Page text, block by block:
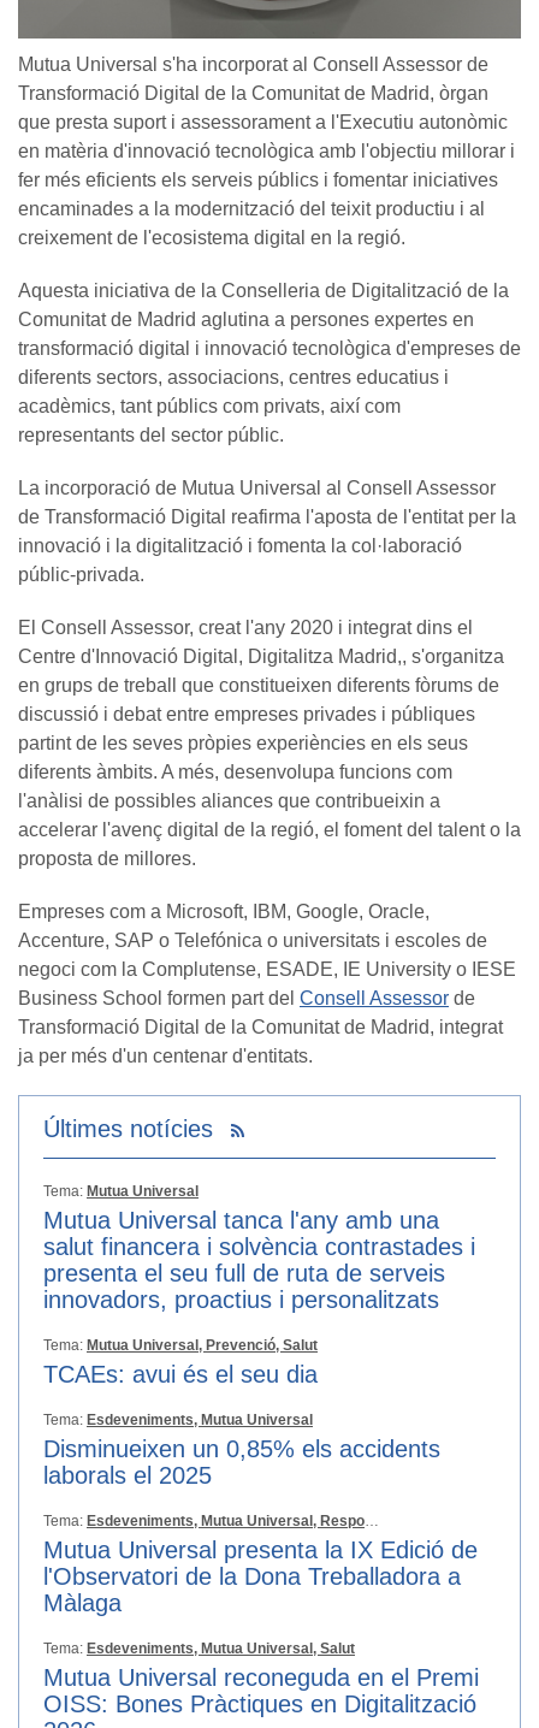
Mutua Universal s'ha incorporat al Consell Assessor de
Transformació Digital de la Comunitat de Madrid, òrgan
que presta suport i assessorament a l'Executiu autonòmic
en matèria d'innovació tecnològica amb l'objectiu millorar i
fer més eficients els serveis públics i fomentar iniciatives
encaminades a la modernització del teixit productiu i al
creixement de l'ecosistema digital en la regió.
Aquesta iniciativa de la Conselleria de Digitalització de la
Comunitat de Madrid aglutina a persones expertes en
transformació digital i innovació tecnològica d'empreses de
diferents sectors, associacions, centres educatius i
acadèmics, tant públics com privats, així com
representants del sector públic.
La incorporació de Mutua Universal al Consell Assessor
de Transformació Digital reafirma l'aposta de l'entitat per la
innovació i la digitalització i fomenta la col·laboració
públic-privada.
El Consell Assessor, creat l'any 2020 i integrat dins el
Centre d'Innovació Digital, Digitalitza Madrid,, s'organitza
en grups de treball que constitueixen diferents fòrums de
discussió i debat entre empreses privades i públiques
partint de les seves pròpies experiències en els seus
diferents àmbits. A més, desenvolupa funcions com
l'anàlisi de possibles aliances que contribueixin a
accelerar l'avenç digital de la regió, el foment del talent o la
proposta de millores.
Empreses com a Microsoft, IBM, Google, Oracle,
Accenture, SAP o Telefónica o universitats i escoles de
negoci com la Complutense, ESADE, IE University o IESE
Business School formen part del Consell Assessor de
Transformació Digital de la Comunitat de Madrid, integrat
ja per més d'un centenar d'entitats.
Últimes notícies
Tema: Mutua Universal
Mutua Universal tanca l'any amb una
salut financera i solvència contrastades i
presenta el seu full de ruta de serveis
innovadors, proactius i personalitzats
Tema: Mutua Universal, Prevenció, Salut
TCAEs: avui és el seu dia
Tema: Esdeveniments, Mutua Universal
Disminueixen un 0,85% els accidents
laborals el 2025
Tema: Esdeveniments, Mutua Universal, Responsabilitat Social
Mutua Universal presenta la IX Edició de
l'Observatori de la Dona Treballadora a
Màlaga
Tema: Esdeveniments, Mutua Universal, Salut
Mutua Universal reconeguda en el Premi
OISS: Bones Pràctiques en Digitalització